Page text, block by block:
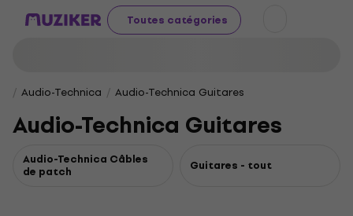
Toutes catégories
Audio-Technica Audio-Technica Guitares
Audio-Technica Guitares
Audio-Technica Câbles
de patch Guitares - tout